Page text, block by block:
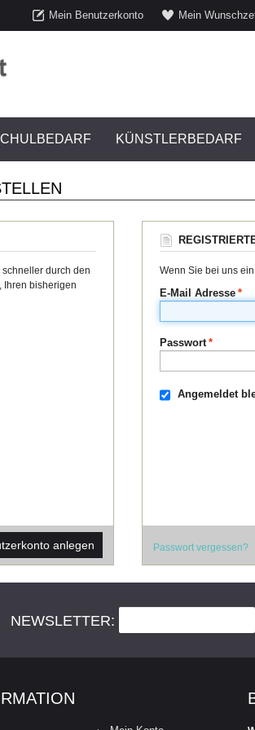
Mein Benutzerkonto Mein
KÜNSTLERBEDARF
durch den
Ihren bisherigen
Wenn Sie bei uns
*
E-Mail Adresse
*
Passwort
Angemeldet
anlegen Passwort vergessen?
NEWSLETTER: